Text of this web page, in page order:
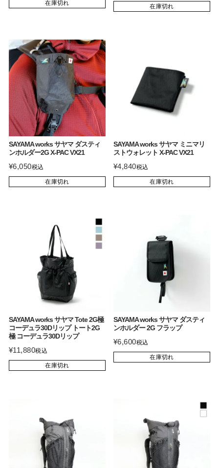
在庫切れ 在庫切れ
SAYAMA works サヤマ ダスティ
ンホルダー2G X-PAC VX21
¥6,050税込
在庫切れ
SAYAMA works サヤマ ミニマリ
ストウォレット X-PAC VX21
¥4,840税込
在庫切れ
SAYAMA works サヤマ Tote 2G極
コーデュラ30Dリップ トート2G
極 コーデュラ30Dリップ
¥11,880税込
在庫切れ
SAYAMA works サヤマ ダスティ
ンホルダー 2G フラップ
¥6,600税込
在庫切れ